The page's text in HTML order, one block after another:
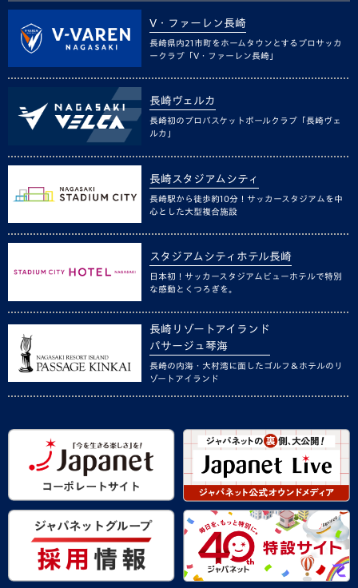
V・ファーレン長崎
長崎県内21市町をホームタウンとするプロサッカ
ークラブ「V・ファーレン長崎」
長崎ヴェルカ
長崎初のプロバスケットボールクラブ「長崎ヴェ
ルカ」
長崎スタジアムシティ
長崎駅から徒歩約10分！サッカースタジアムを中
心とした大型複合施設
スタジアムシティホテル長崎
日本初！サッカースタジアムビューホテルで特別
な感動とくつろぎを。
長崎リゾートアイランド
パサージュ琴海
長崎の内海・大村湾に面したゴルフ＆ホテルのリ
ゾートアイランド